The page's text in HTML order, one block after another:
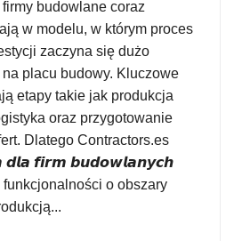
firmy budowlane coraz
w modelu, w którym proces
zaczyna się dużo
placu budowy. Kluczowe
etapy takie jak produkcja
oraz przygotowanie
Dlatego Contractors.es
𝙙𝙡𝙖 𝙛𝙞𝙧𝙢 𝙗𝙪𝙙𝙤𝙬𝙡𝙖𝙣𝙮𝙘𝙝
o obszary